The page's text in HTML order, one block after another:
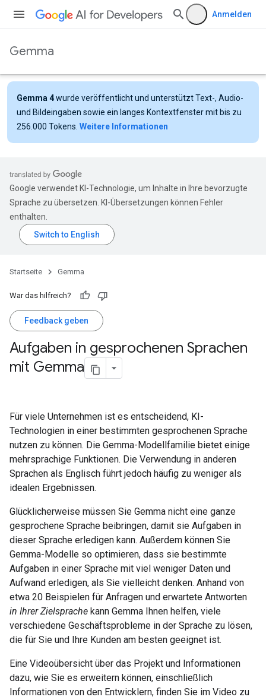
Anmelden
Gemma
Gemma 4wurde veröffentlicht und unterstützt Text-, Audio-
und Bildeingaben sowie ein langes Kontextfenster mit bis zu
256.000 Tokens. Weitere Informationen
Google verwendet KI-Technologie, um Inhalte in Ihre bevorzugte
Sprache zu übersetzen. KI-Übersetzungen können Fehler
enthalten.
Startseite Gemma
War das hilfreich?
Feedback geben
Aufgaben in gesprochenen Sprachen
mit Gemma
Für viele Unternehmen ist es entscheidend, KI-
Technologien in einer bestimmten gesprochenen Sprache
nutzen zu können. Die Gemma-Modellfamilie bietet einige
mehrsprachige Funktionen. Die Verwendung in anderen
Sprachen als Englisch führt jedoch häufig zu weniger als
idealen Ergebnissen.
Glücklicherweise müssen Sie Gemma nicht eine ganze
gesprochene Sprache beibringen, damit sie Aufgaben in
dieser Sprache erledigen kann. Außerdem können Sie
Gemma-Modelle so optimieren, dass sie bestimmte
Aufgaben in einer Sprache mit viel weniger Daten und
Aufwand erledigen, als Sie vielleicht denken. Anhand von
etwa 20 Beispielen für Anfragen und erwartete Antworten
in Ihrer Zielsprache kann Gemma Ihnen helfen, viele
verschiedene Geschäftsprobleme in der Sprache zu lösen,
die für Sie und Ihre Kunden am besten geeignet ist.
Eine Videoübersicht über das Projekt und Informationen
dazu, wie Sie es erweitern können, einschließlich
Informationen von den Entwicklern, finden Sie im Video zu